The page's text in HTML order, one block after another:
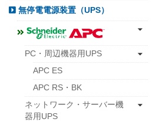
無停電電源装置（UPS）
PC・周辺機器用UPS
APC ES
APC RS・BK
ネットワーク・サーバー機
器用UPS